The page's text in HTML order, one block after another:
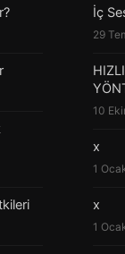
İç
29
10
x
1
x
1